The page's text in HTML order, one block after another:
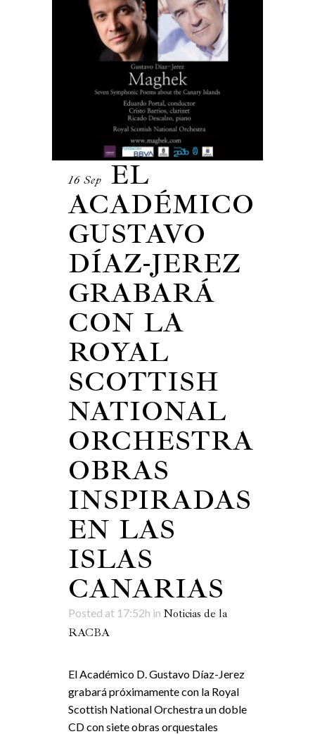
16 Sep
EL
ACADÉMICO
GUSTAVO
DÍAZ-JEREZ
GRABARÁ
CON LA
ROYAL
SCOTTISH
NATIONAL
ORCHESTRA
OBRAS
INSPIRADAS
EN LAS
ISLAS
CANARIAS
Posted at 17:52h in Noticias de la
RACBA
El Académico D. Gustavo Díaz-Jerez
grabará próximamente con la Royal
Scottish National Orchestra un doble
CD con siete obras orquestales